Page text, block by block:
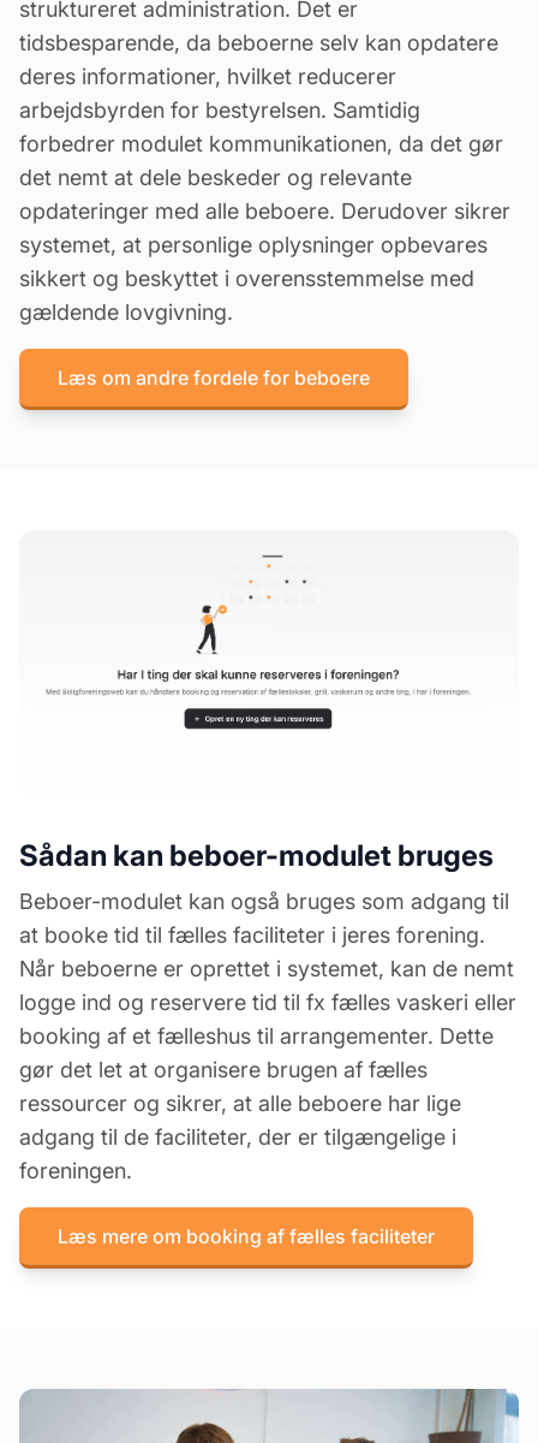
struktureret administration. Det er
tidsbesparende, da beboerne selv kan opdatere
deres informationer, hvilket reducerer
arbejdsbyrden for bestyrelsen. Samtidig
forbedrer modulet kommunikationen, da det gør
det nemt at dele beskeder og relevante
opdateringer med alle beboere. Derudover sikrer
systemet, at personlige oplysninger opbevares
sikkert og beskyttet i overensstemmelse med
gældende lovgivning.
Læs om andre fordele for beboere
Sådan kan beboer-modulet bruges
Beboer-modulet kan også bruges som adgang til
at booke tid til fælles faciliteter i jeres forening.
Når beboerne er oprettet i systemet, kan de nemt
logge ind og reservere tid til fx fælles vaskeri eller
booking af et fælleshus til arrangementer. Dette
gør det let at organisere brugen af fælles
ressourcer og sikrer, at alle beboere har lige
adgang til de faciliteter, der er tilgængelige i
foreningen.
Læs mere om booking af fælles faciliteter